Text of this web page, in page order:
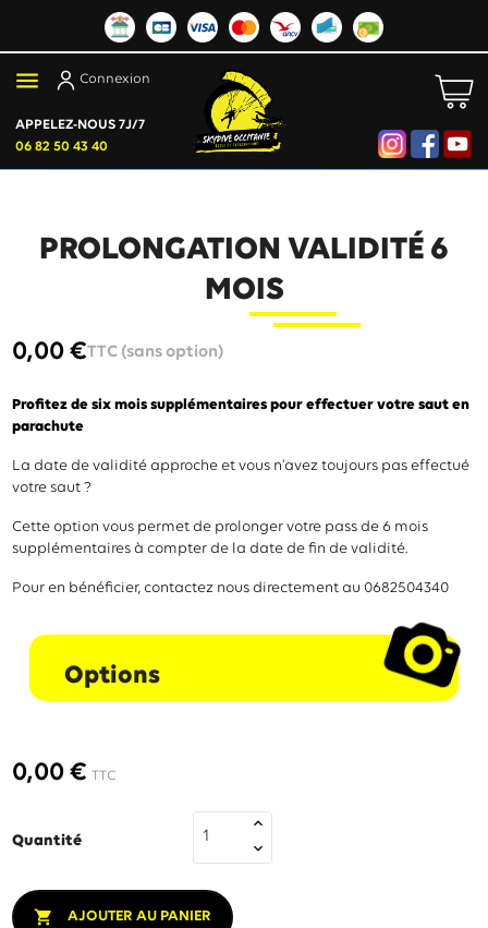
Connexion
APPELEZ-NOUS 7J/7
06 82 50 43 40

PROLONGATION VALIDITÉ 6
MOIS
0,00 €TTC (sans option)
Profitez de six mois supplémentaires pour effectuer votre saut en
parachute
La date de validité approche et vous n'avez toujours pas effectué
votre saut ?
Cette option vous permet de prolonger votre pass de 6 mois
supplémentaires à compter de la date de fin de validité.
Pour en bénéficier, contactez nous directement au 0682504340
0,00 € TTC
Quantité
 AJOUTER AU PANIER